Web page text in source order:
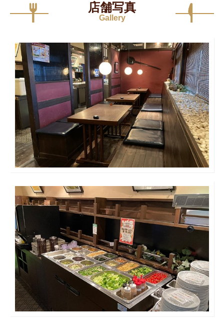
店舗写真
Gallery